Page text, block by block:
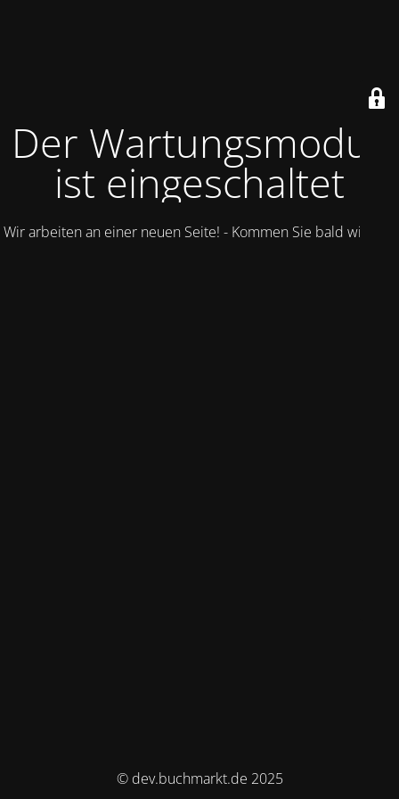
Der Wartungsmodus
ist eingeschaltet
Wir arbeiten an einer neuen Seite! - Kommen Sie bald wieder.
© dev.buchmarkt.de 2025